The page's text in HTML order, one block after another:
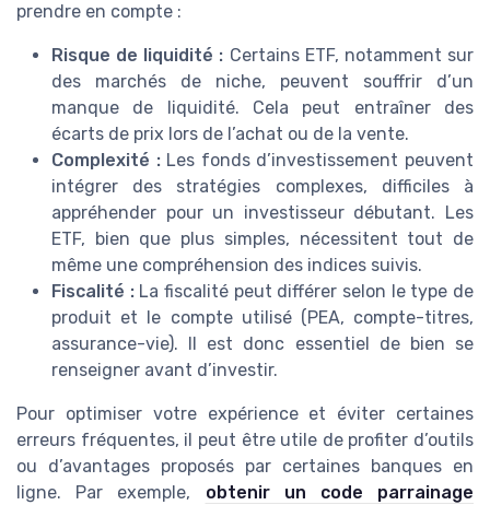
prendre en compte :
Risque de liquidité : Certains ETF, notamment sur
des marchés de niche, peuvent souffrir d’un
manque de liquidité. Cela peut entraîner des
écarts de prix lors de l’achat ou de la vente.
Complexité :Les fonds d’investissement peuvent
intégrer des stratégies complexes, difficiles à
appréhender pour un investisseur débutant. Les
ETF, bien que plus simples, nécessitent tout de
même une compréhension des indices suivis.
Fiscalité :La fiscalité peut différer selon le type de
produit et le compte utilisé (PEA, compte-titres,
assurance-vie). Il est donc essentiel de bien se
renseigner avant d’investir.
Pour optimiser votre expérience et éviter certaines
erreurs fréquentes, il peut être utile de profiter d’outils
ou d’avantages proposés par certaines banques en
ligne. Par exemple, obtenir un code parrainage